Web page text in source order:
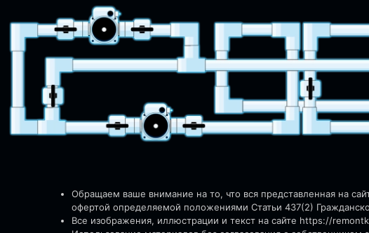
Обращаем ваше внимание на то, что вся представленная на
офертой определяемой положениями Статьи 437(2)
Все изображения, иллюстрации и текст на сайте https://